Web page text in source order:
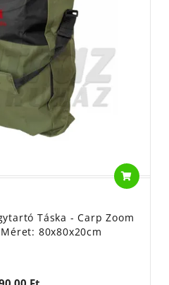
Táska - Carp Zoom
80x80x20cm